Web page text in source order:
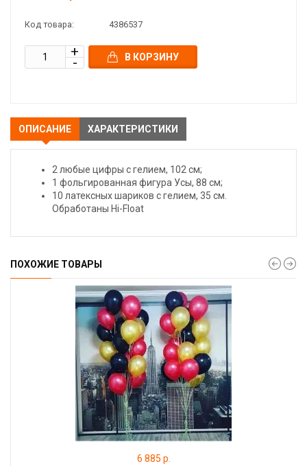
Код товара: 4386537
В КОРЗИНУ
ОПИСАНИЕ ХАРАКТЕРИСТИКИ
2 любые цифры с гелием, 102 см;
1 фольгированная фигура Усы, 88 см;
10 латексных шариков с гелием, 35 см.
Обработаны Hi-Float
ПОХОЖИЕ ТОВАРЫ
6 885 р.